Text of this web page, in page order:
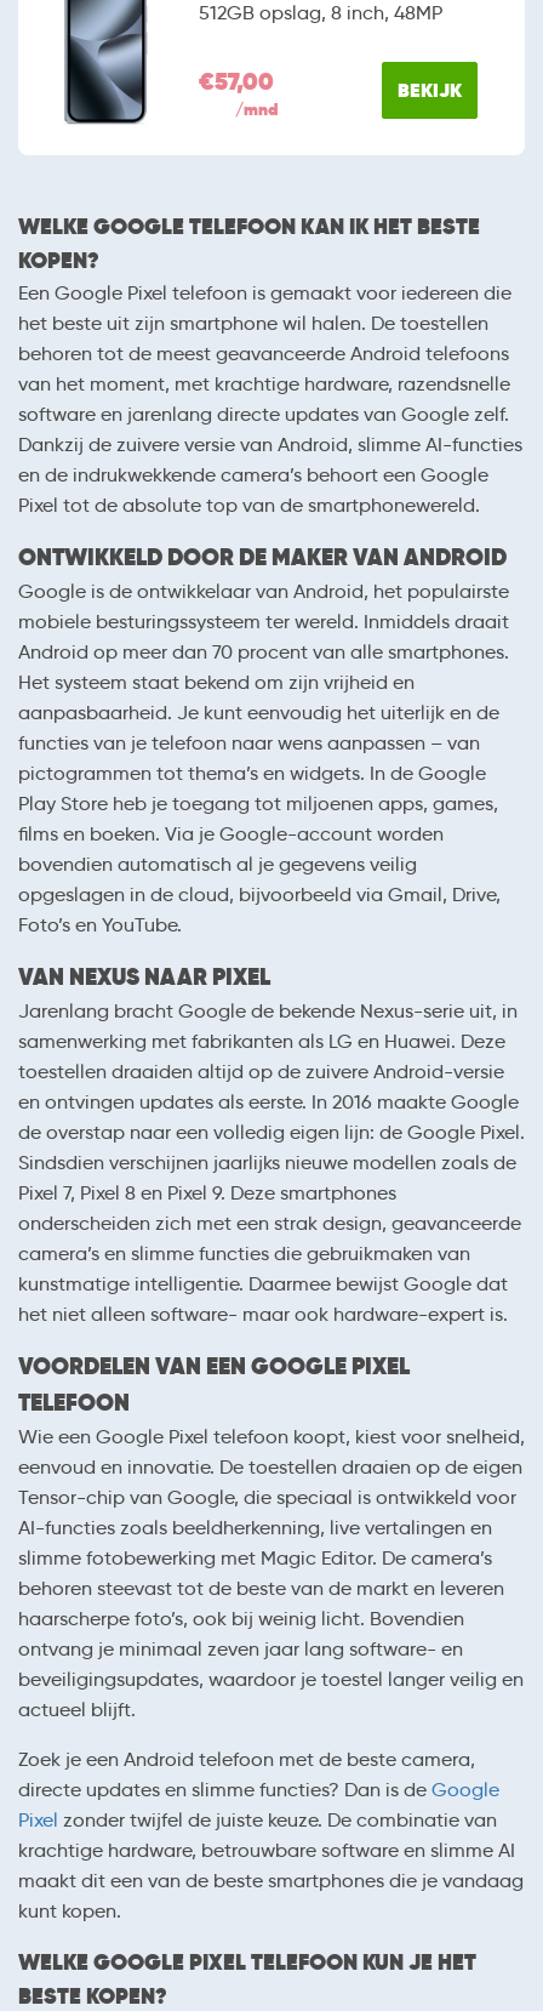
512GB opslag, 8 inch, 48MP
€57,00
/mnd
BEKIJK
WELKE GOOGLE TELEFOON KAN IK HET BESTE
KOPEN?
Een Google Pixel telefoon is gemaakt voor iedereen die
het beste uit zijn smartphone wil halen. De toestellen
behoren tot de meest geavanceerde Android telefoons
van het moment, met krachtige hardware, razendsnelle
software en jarenlang directe updates van Google zelf.
Dankzij de zuivere versie van Android, slimme AI-functies
en de indrukwekkende camera’s behoort een Google
Pixel tot de absolute top van de smartphonewereld.
ONTWIKKELD DOOR DE MAKER VAN ANDROID
Google is de ontwikkelaar van Android, het populairste
mobiele besturingssysteem ter wereld. Inmiddels draait
Android op meer dan 70 procent van alle smartphones.
Het systeem staat bekend om zijn vrijheid en
aanpasbaarheid. Je kunt eenvoudig het uiterlijk en de
functies van je telefoon naar wens aanpassen – van
pictogrammen tot thema’s en widgets. In de Google
Play Store heb je toegang tot miljoenen apps, games,
films en boeken. Via je Google-account worden
bovendien automatisch al je gegevens veilig
opgeslagen in de cloud, bijvoorbeeld via Gmail, Drive,
Foto’s en YouTube.
VAN NEXUS NAAR PIXEL
Jarenlang bracht Google de bekende Nexus-serie uit, in
samenwerking met fabrikanten als LG en Huawei. Deze
toestellen draaiden altijd op de zuivere Android-versie
en ontvingen updates als eerste. In 2016 maakte Google
de overstap naar een volledig eigen lijn: de Google Pixel.
Sindsdien verschijnen jaarlijks nieuwe modellen zoals de
Pixel 7, Pixel 8 en Pixel 9. Deze smartphones
onderscheiden zich met een strak design, geavanceerde
camera’s en slimme functies die gebruikmaken van
kunstmatige intelligentie. Daarmee bewijst Google dat
het niet alleen software- maar ook hardware-expert is.
VOORDELEN VAN EEN GOOGLE PIXEL
TELEFOON
Wie een Google Pixel telefoon koopt, kiest voor snelheid,
eenvoud en innovatie. De toestellen draaien op de eigen
Tensor-chip van Google, die speciaal is ontwikkeld voor
AI-functies zoals beeldherkenning, live vertalingen en
slimme fotobewerking met Magic Editor. De camera’s
behoren steevast tot de beste van de markt en leveren
haarscherpe foto’s, ook bij weinig licht. Bovendien
ontvang je minimaal zeven jaar lang software- en
beveiligingsupdates, waardoor je toestel langer veilig en
actueel blijft.
Zoek je een Android telefoon met de beste camera,
directe updates en slimme functies? Dan is de Google
Pixel zonder twijfel de juiste keuze. De combinatie van
krachtige hardware, betrouwbare software en slimme AI
maakt dit een van de beste smartphones die je vandaag
kunt kopen.
WELKE GOOGLE PIXEL TELEFOON KUN JE HET
BESTE KOPEN?